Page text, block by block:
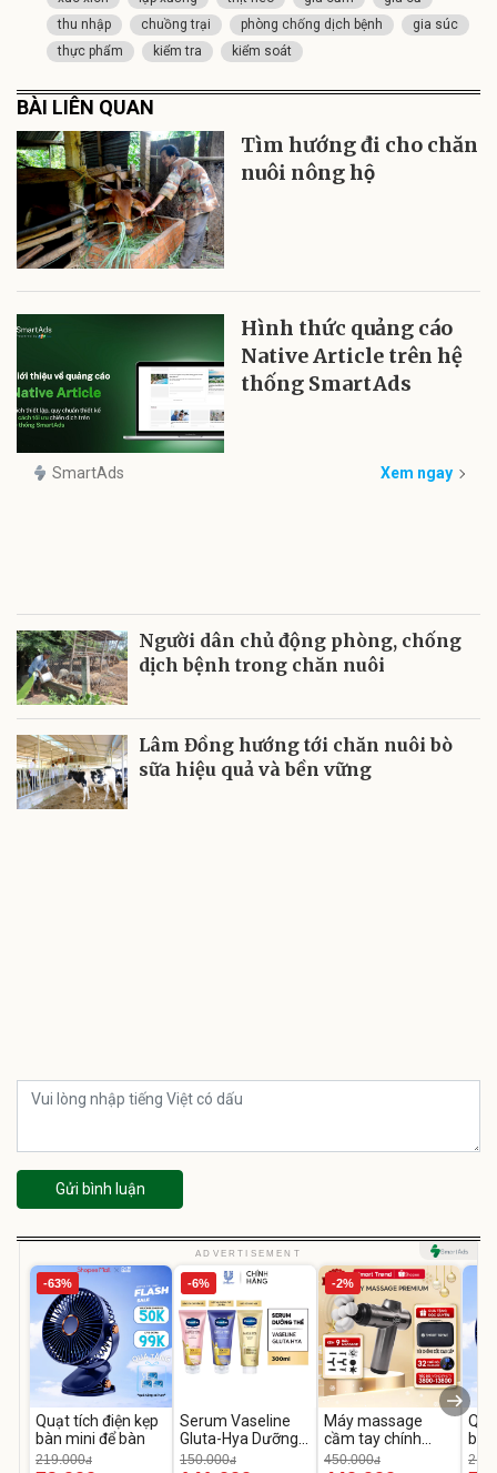
thu nhập
chuồng trại phòng chống dịch bệnh
gia súc
thực phẩm
kiểm tra kiểm soát
BÀI LIÊN QUAN
Tìm hướng đi cho chăn
nuôi nông hộ
Hình thức quảng cáo
Native Article trên hệ
thống SmartAds
SmartAds Xem ngay
Người dân chủ động phòng, chống
dịch bệnh trong chăn nuôi
Lâm Đồng hướng tới chăn nuôi bò
sữa hiệu quả và bền vững
Gửi bình luận
ADVERTISEMENT
-63%
Quạt tích điện kẹp
bàn mini để bàn
219.000đ
-6%
Serum Vaseline
Gluta-Hya Dưỡng
Da Sáng Mịn Sau 7
150.000đ
-2%
Máy massage
cầm tay chính
hãng SMART
450.000đ